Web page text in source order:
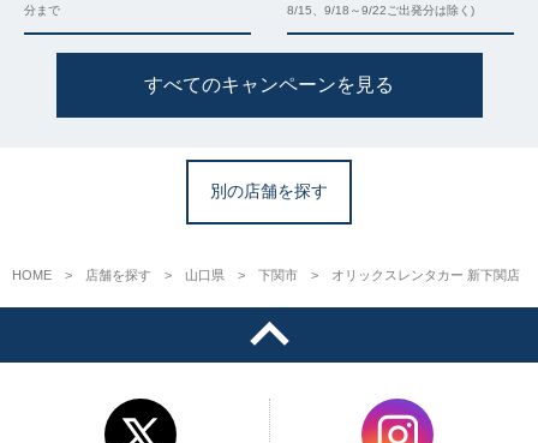
分まで
8/15、9/18～9/22ご出発分は除く)
すべてのキャンペーンを見る
別の店舗を探す
HOME 店舗を探す 山口県 下関市 オリックスレンタカー 新下関店